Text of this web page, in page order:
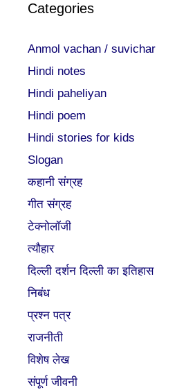
Categories
Anmol vachan / suvichar
Hindi notes
Hindi paheliyan
Hindi poem
Hindi stories for kids
Slogan
कहानी संग्रह
गीत संग्रह
टेक्नोलॉजी
त्यौहार
दिल्ली दर्शन दिल्ली का इतिहास
निबंध
प्रश्न पत्र
राजनीती
विशेष लेख
संपूर्ण जीवनी